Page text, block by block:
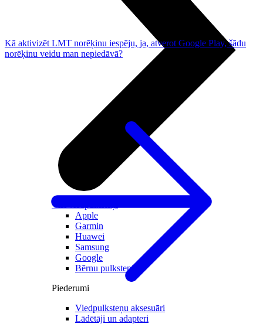
Visi viedpulksteņi
Apple
Garmin
Huawei
Samsung
Google
Bērnu pulksteņi
Piederumi
Viedpulksteņu aksesuāri
Lādētāji un adapteri
Kā aktivizēt LMT norēķinu iespēju, ja, atverot Google Play, šādu
norēķinu veidu man nepiedāvā?